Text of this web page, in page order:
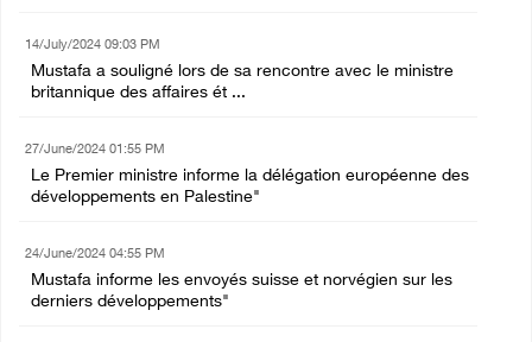
14/July/2024 09:03 PM
Mustafa a souligné lors de sa rencontre avec le ministre
britannique des affaires ét ...
27/June/2024 01:55 PM
Le Premier ministre informe la délégation européenne des
développements en Palestine"
24/June/2024 04:55 PM
Mustafa informe les envoyés suisse et norvégien sur les
derniers développements"